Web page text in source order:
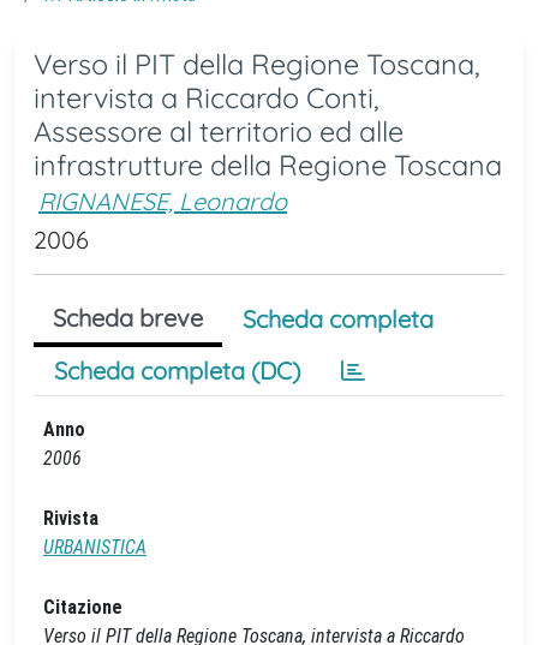
Verso il PIT della Regione Toscana,
intervista a Riccardo Conti,
Assessore al territorio ed alle
infrastrutture della Regione Toscana
RIGNANESE, Leonardo
2006
Scheda breve
Scheda completa
Scheda completa (DC)
Anno
2006
Rivista
URBANISTICA
Citazione
Verso il PIT della Regione Toscana, intervista a Riccardo